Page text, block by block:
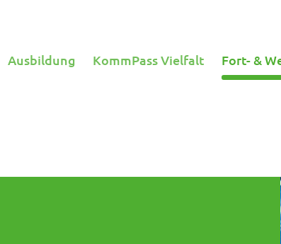
Ausbildung KommPass Vielfalt Fort- &